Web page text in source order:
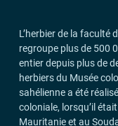
L’herbier de la faculté
regroupe plus de 500
entier depuis plus de
herbiers du Musée
sahélienne a été
coloniale, lorsqu’il
Mauritanie et au